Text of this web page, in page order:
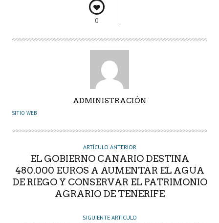
0
U
O
ADMINISTRACIÓN
SITIO WEB
ARTÍCULO ANTERIOR
EL GOBIERNO CANARIO DESTINA
480.000 EUROS A AUMENTAR EL AGUA
DE RIEGO Y CONSERVAR EL PATRIMONIO
AGRARIO DE TENERIFE
SIGUIENTE ARTÍCULO